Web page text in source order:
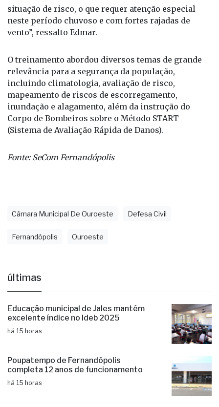
situação de risco, o que requer atenção especial
neste período chuvoso e com fortes rajadas de
vento”, ressalto Edmar.
O treinamento abordou diversos temas de grande
relevância para a segurança da população,
incluindo climatologia, avaliação de risco,
mapeamento de riscos de escorregamento,
inundação e alagamento, além da instrução do
Corpo de Bombeiros sobre o Método START
(Sistema de Avaliação Rápida de Danos).
Fonte: SeCom Fernandópolis
Câmara Municipal De Ouroeste Defesa Civil
Fernandópolis Ouroeste
últimas
Educação municipal de Jales mantém
excelente índice no Ideb 2025
há 15 horas
Poupatempo de Fernandópolis
completa 12 anos de funcionamento
há 15 horas